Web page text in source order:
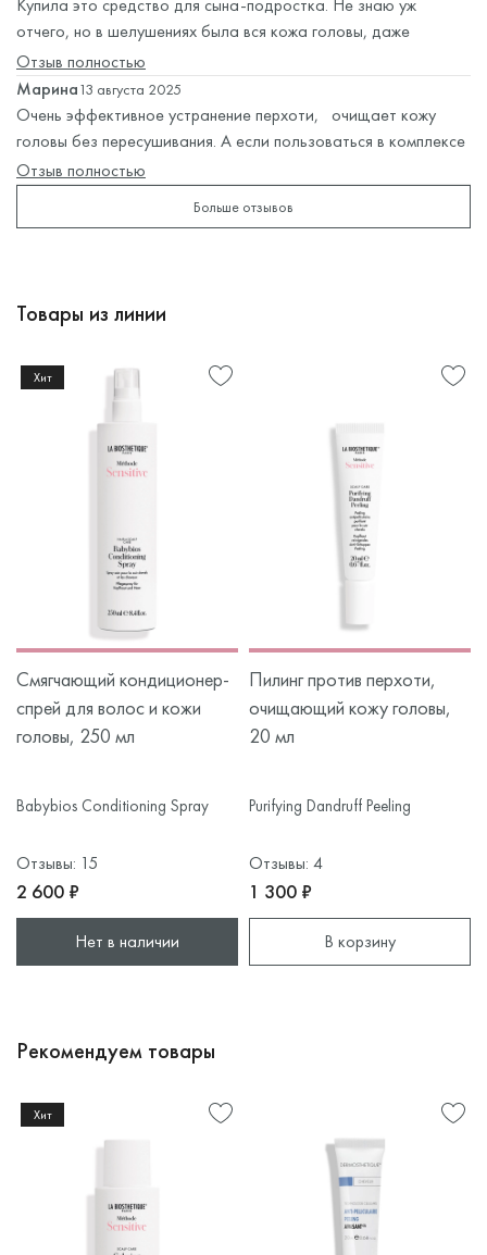
ТРИМОНИУМ ХЛОРИД, ЯНТАРНАЯ КИСЛОТА,
ЛАУРИЛСУЛЬФОСУКЦИНАТ ДИНАТРИЯ, ГЛИЦЕРИН,
АЛЛАНТОИН, ЛАУРАТ ГЛИЦЕРИЛА, БЕНЗОЙНАЯ
КИСЛОТА, ГИДРОКСИПРОПИЛТРИМОНИУМ
ХЛОРИД КРАХМАЛА, ЛАКТАТ НАТРИЯ,
КИСЛОТА, МОЧЕВИНА, БЕНЗОАТ НАТРИЯ,
МОЛОЧНАЯ КИСЛОТА, ФЕНОКСИЭТАНОЛ, ЭДТА
1) У 96% испытуемых наблюдалось заметное
2) У всех испытуемых прошел зуд.
3) После мытья волос 92% испытуемых отмечали
приятное ощущение чистоты и свежести кожи головы.
Клиническое исследование с 24 участниками в течение
4 недель, ежедневное применение
Shampoo.
Купила это средство для сына-подростка. Не знаю уж
отчего, но в шелушениях была вся кожа головы, даже
испугалась сначала. Этот шампунь после первого же
применения процентов на 70 очистил, волосы короткие -
сразу видно. ребенок меньше чесать голову стал.
Отзыв полностью
Марина13 августа 2025
Очень эффективное устранение перхоти, очищает кожу
головы без пересушивания. А если пользоваться в комплексе
с пилингом, то голова будет очищена отлично.
Отзыв полностью
Больше отзывов
Товары из линии
Хит
Смягчающий кондиционер-
спрей для волос и кожи
головы, 250 мл
Babybios Conditioning Spray
Отзывы: 15
2 600 ₽
Нет в наличии
Пилинг против перхоти,
очищающий кожу головы,
20 мл
Purifying Dandruff Peeling
Отзывы: 4
1 300 ₽
В корзину
Рекомендуем товары
Хит